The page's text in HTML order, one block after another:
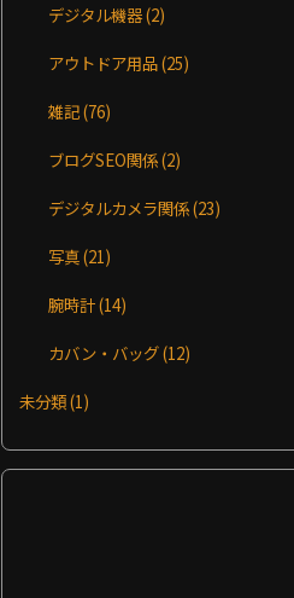
デジタル機器(2)
アウトドア用品(25)
雑記(76)
ブログSEO関係(2)
デジタルカメラ関係(23)
写真(21)
腕時計(14)
カバン・バッグ(12)
未分類(1)